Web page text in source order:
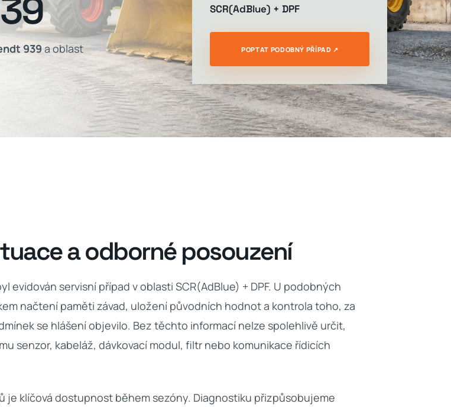
939a oblast
SCR(AdBlue) + DPF
POPTAT PODOBNÝ PŘÍPAD ↗
a odborné posouzení
evidován servisní případ v oblasti SCR(AdBlue) + DPF. U podobných
načtení paměti závad, uložení původních hodnot a kontrola toho, za
se hlášení objevilo. Bez těchto informací nelze spolehlivě určit,
senzor, kabeláž, dávkovací modul, filtr nebo komunikace řídicích
je klíčová dostupnost během sezóny. Diagnostiku přizpůsobujeme